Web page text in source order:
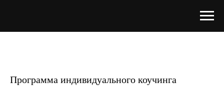
Программа индивидуального коучинга